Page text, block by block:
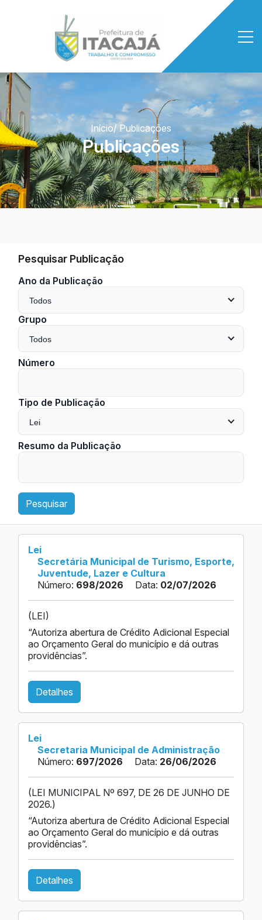
Início/ Publicações
Publicações
Pesquisar Publicação
Ano da Publicação
Todos
Grupo
Todos
Número
Tipo de Publicação
Lei
Resumo da Publicação
Pesquisar
Lei
Secretária Municipal de Turismo, Esporte,
Juventude, Lazer e Cultura
Número: 698/2026 Data: 02/07/2026
(LEI)
“Autoriza abertura de Crédito Adicional Especial
ao Orçamento Geral do município e dá outras
providências”.
Detalhes
Lei
Secretaria Municipal de Administração
Número: 697/2026 Data: 26/06/2026
(LEI MUNICIPAL Nº 697, DE 26 DE JUNHO DE
2026.)
“Autoriza abertura de Crédito Adicional Especial
ao Orçamento Geral do município e dá outras
providências”.
Detalhes